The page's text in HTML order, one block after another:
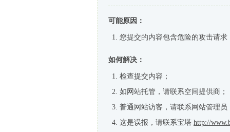
可能原因：
您提交的内容包含危险的攻击请求
如何解决：
检查提交内容；
如网站托管，请联系空间提供商；
普通网站访客，请联系网站管理员
这是误报，请联系宝塔 http://